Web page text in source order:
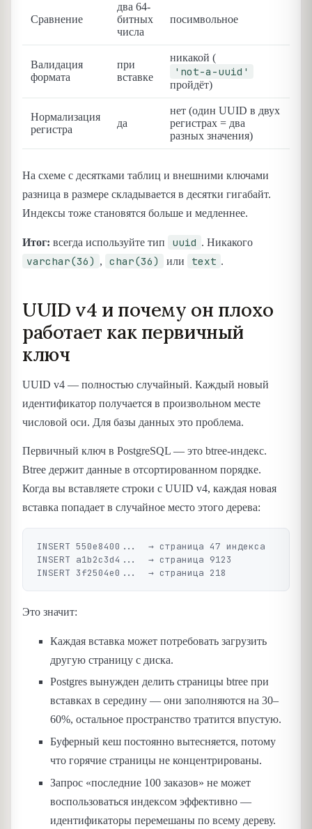
Сравнение
два 64-
битных
числа
посимвольное
Валидация
формата
при
вставке
никакой (
'not-a-uuid'
пройдёт)
Нормализация
регистра
да
нет (один UUID в двух
регистрах = два
разных значения)
На схеме с десятками таблиц и внешними ключами
разница в размере складывается в десятки гигабайт.
Индексы тоже становятся больше и медленнее.
Итог: всегда используйте тип uuid . Никакого
varchar(36) , char(36) или text .
UUID v4 и почему он плохо
работает как первичный
ключ
UUID v4 — полностью случайный. Каждый новый
идентификатор получается в произвольном месте
числовой оси. Для базы данных это проблема.
Первичный ключ в PostgreSQL — это btree-индекс.
Btree держит данные в отсортированном порядке.
Когда вы вставляете строки с UUID v4, каждая новая
вставка попадает в случайное место этого дерева:
INSERT 550e8400...  → страница 47 индекса
INSERT a1b2c3d4...  → страница 9123
Это значит:
Каждая вставка может потребовать загрузить
другую страницу с диска.
Postgres вынужден делить страницы btree при
вставках в середину — они заполняются на 30–
60%, остальное пространство тратится впустую.
Буферный кеш постоянно вытесняется, потому
что горячие страницы не концентрированы.
Запрос «последние 100 заказов» не может
воспользоваться индексом эффективно —
идентификаторы перемешаны по всему дереву.